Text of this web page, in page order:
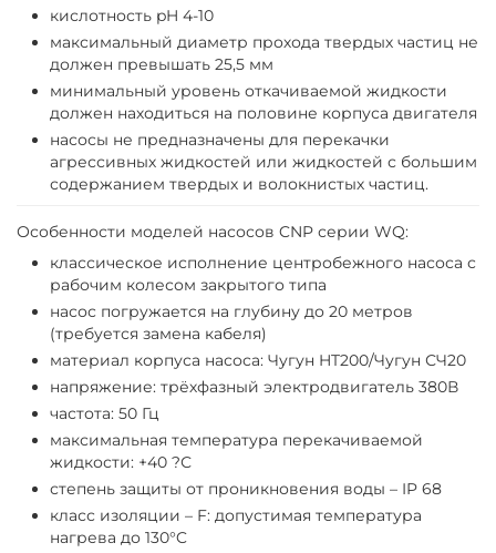
кислотность pH 4-10
максимальный диаметр прохода твердых частиц не
должен превышать 25,5 мм
минимальный уровень откачиваемой жидкости
должен находиться на половине корпуса двигателя
насосы не предназначены для перекачки
агрессивных жидкостей или жидкостей с большим
содержанием твердых и волокнистых частиц.
Особенности моделей насосов CNP серии WQ:
классическое исполнение центробежного насоса с
рабочим колесом закрытого типа
насос погружается на глубину до 20 метров
(требуется замена кабеля)
материал корпуса насоса: Чугун HT200/Чугун СЧ20
напряжение: трёхфазный электродвигатель 380В
частота: 50 Гц
максимальная температура перекачиваемой
жидкости: +40 ?С
степень защиты от проникновения воды – IP 68
класс изоляции – F: допустимая температура
нагрева до 130°C